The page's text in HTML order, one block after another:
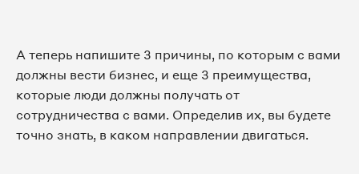
А теперь напишите 3 причины, по которым с вами
должны вести бизнес, и еще 3 преимущества,
которые люди должны получать от
сотрудничества с вами. Определив их, вы будете
точно знать, в каком направлении двигаться.